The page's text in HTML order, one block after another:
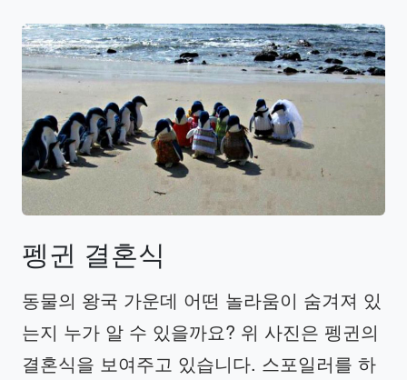
펭귄 결혼식
동물의 왕국 가운데 어떤 놀라움이 숨겨져 있
는지 누가 알 수 있을까요? 위 사진은 펭귄의
결혼식을 보여주고 있습니다. 스포일러를 하